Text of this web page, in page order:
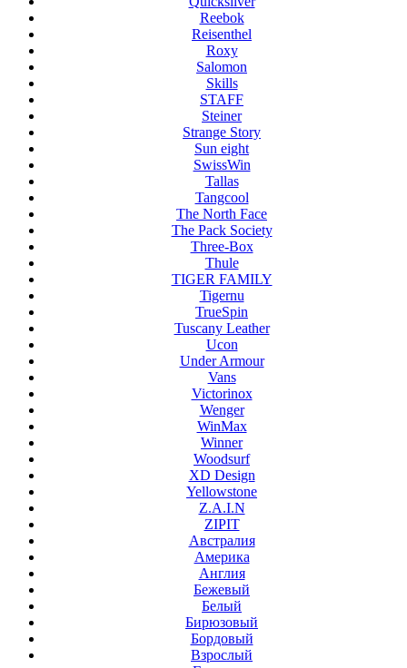
Reebok
Reisenthel
Roxy
Salomon
Skills
STAFF
Steiner
Strange Story
Sun eight
SwissWin
Tallas
Tangcool
The North Face
The Pack Society
Three-Box
Thule
TIGER FAMILY
Tigernu
TrueSpin
Tuscany Leather
Ucon
Under Armour
Vans
Victorinox
Wenger
WinMax
Winner
Woodsurf
XD Design
Yellowstone
Z.A.I.N
ZIPIT
Австралия
Америка
Англия
Бежевый
Белый
Бирюзовый
Бордовый
Взрослый